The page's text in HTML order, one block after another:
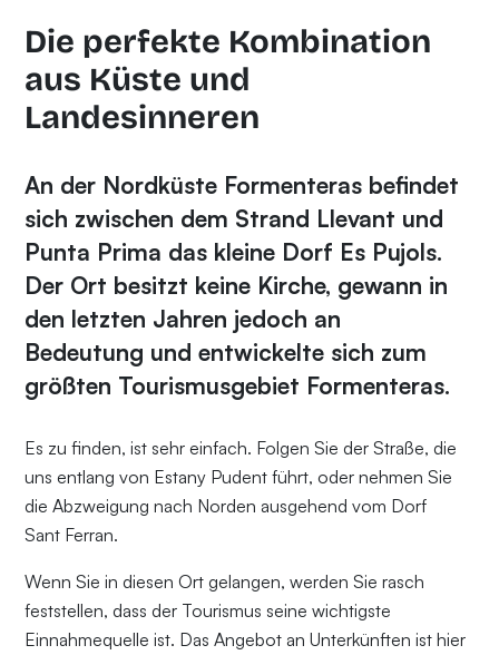
Die perfekte Kombination
aus Küste und
Landesinneren
An der Nordküste Formenteras befindet
sich zwischen dem Strand Llevant und
Punta Prima das kleine Dorf Es Pujols.
Der Ort besitzt keine Kirche, gewann in
den letzten Jahren jedoch an
Bedeutung und entwickelte sich zum
größten Tourismusgebiet Formenteras.
Es zu finden, ist sehr einfach. Folgen Sie der Straße, die
uns entlang von Estany Pudent führt, oder nehmen Sie
die Abzweigung nach Norden ausgehend vom Dorf
Sant Ferran.
Wenn Sie in diesen Ort gelangen, werden Sie rasch
feststellen, dass der Tourismus seine wichtigste
Einnahmequelle ist. Das Angebot an Unterkünften ist hier